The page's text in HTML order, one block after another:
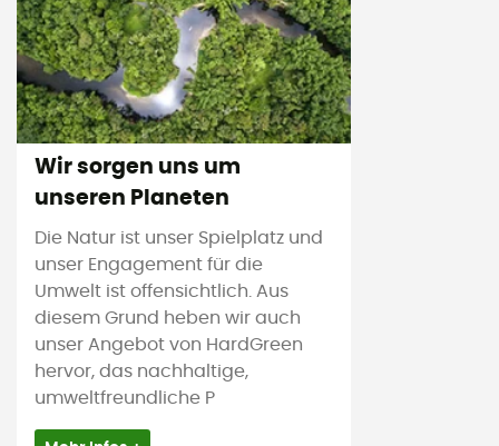
Wir sorgen uns um
unseren Planeten
Die Natur ist unser Spielplatz und
unser Engagement für die
Umwelt ist offensichtlich. Aus
diesem Grund heben wir auch
unser Angebot von HardGreen
hervor, das nachhaltige,
umweltfreundliche P